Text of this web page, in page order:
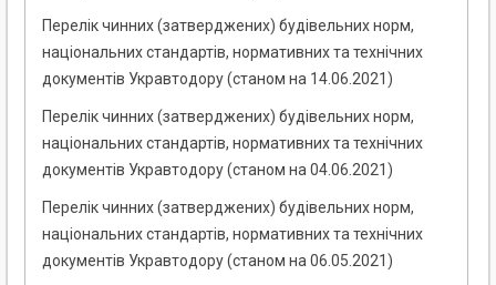
Перелік чинних (затверджених) будівельних норм,
національних стандартів, нормативних та технічних
документів Укравтодору (станом на 14.06.2021)
Перелік чинних (затверджених) будівельних норм,
національних стандартів, нормативних та технічних
документів Укравтодору (станом на 04.06.2021)
Перелік чинних (затверджених) будівельних норм,
національних стандартів, нормативних та технічних
документів Укравтодору (станом на 06.05.2021)